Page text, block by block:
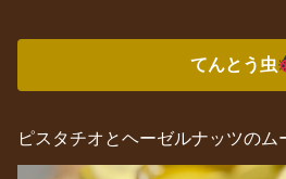
てんとう虫
ピスタチオとヘーゼルナッツのム